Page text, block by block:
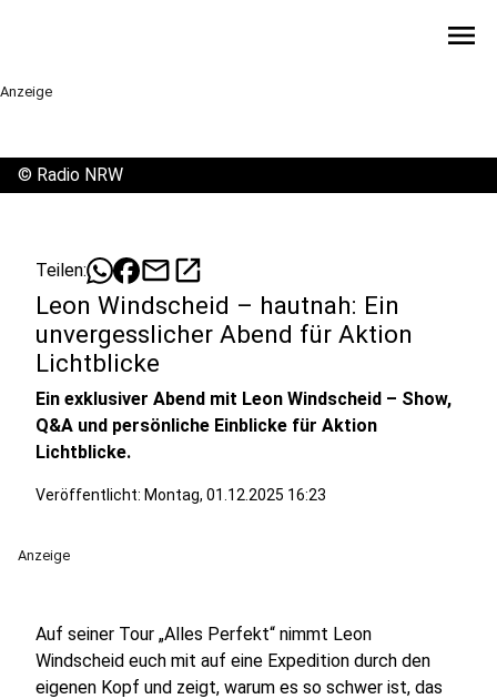
menu
Anzeige
© Radio NRW
Teilen: mailopen_in_new
Leon Windscheid – hautnah: Ein
unvergesslicher Abend für Aktion
Lichtblicke
Ein exklusiver Abend mit Leon Windscheid – Show,
Q&A und persönliche Einblicke für Aktion
Lichtblicke.
Veröffentlicht: Montag, 01.12.2025 16:23
Anzeige
Auf seiner Tour „Alles Perfekt“ nimmt Leon
Windscheid euch mit auf eine Expedition durch den
eigenen Kopf und zeigt, warum es so schwer ist, das